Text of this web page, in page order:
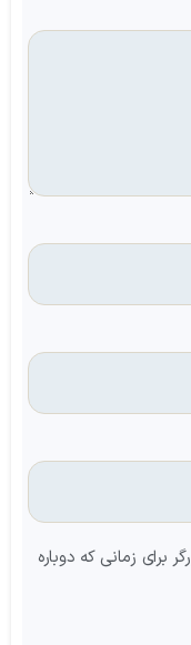
برای زمانی که دوباره